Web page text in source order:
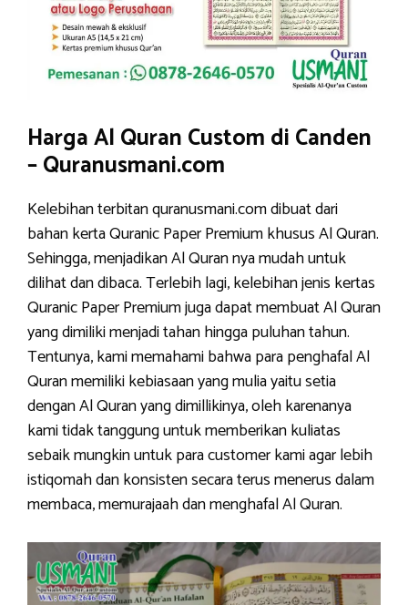
Harga Al Quran Custom di Canden
– Quranusmani.com
Kelebihan terbitan quranusmani.com dibuat dari
bahan kerta Quranic Paper Premium khusus Al Quran.
Sehingga, menjadikan Al Quran nya mudah untuk
dilihat dan dibaca. Terlebih lagi, kelebihan jenis kertas
Quranic Paper Premium juga dapat membuat Al Quran
yang dimiliki menjadi tahan hingga puluhan tahun.
Tentunya, kami memahami bahwa para penghafal Al
Quran memiliki kebiasaan yang mulia yaitu setia
dengan Al Quran yang dimillikinya, oleh karenanya
kami tidak tanggung untuk memberikan kuliatas
sebaik mungkin untuk para customer kami agar lebih
istiqomah dan konsisten secara terus menerus dalam
membaca, memurajaah dan menghafal Al Quran.